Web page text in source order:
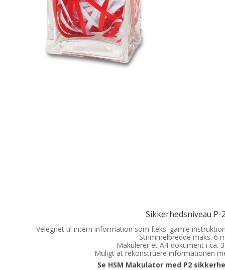
Sikkerhedsniveau P-
Velegnet til intern information som f.eks. gamle
Strimmelbredde maks. 6
Makulerer et A4-dokument i ca.
Muligt at rekonstruere informationen
Se HSM Makulator med P2